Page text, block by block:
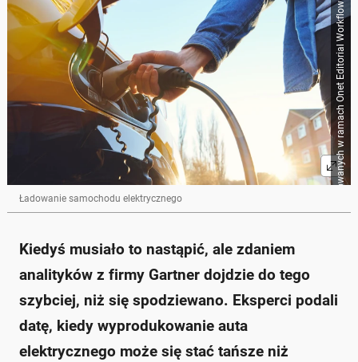
Źródło zbiorcze dla obrazków importowanych w ramach Onet Editorial Workflow
Ładowanie samochodu elektrycznego
Kiedyś musiało to nastąpić, ale zdaniem
analityków z firmy Gartner dojdzie do tego
szybciej, niż się spodziewano. Eksperci podali
datę, kiedy wyprodukowanie auta
elektrycznego może się stać tańsze niż